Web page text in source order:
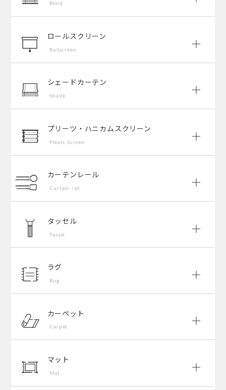
Blind
ロールスクリーン
Rollscreen
シェードカーテン
Shade
プリーツ・ハニカムスクリーン
Pleats Screen
カーテンレール
Curtain rail
タッセル
Tassel
ラグ
Rug
カーペット
Carpet
マット
Mat